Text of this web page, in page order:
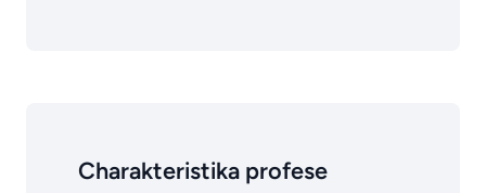
Charakteristika profese